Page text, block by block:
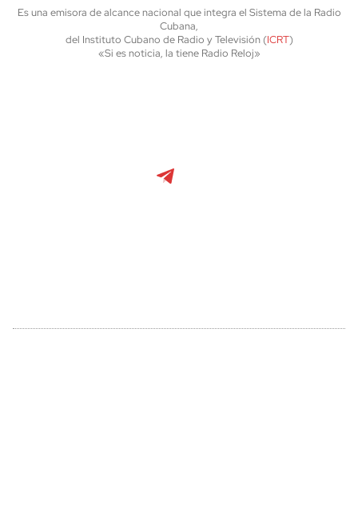
Es una emisora de alcance nacional que integra el Sistema de la Radio
Cubana,
del Instituto Cubano de Radio y Televisión (ICRT)
«Si es noticia, la tiene Radio Reloj»